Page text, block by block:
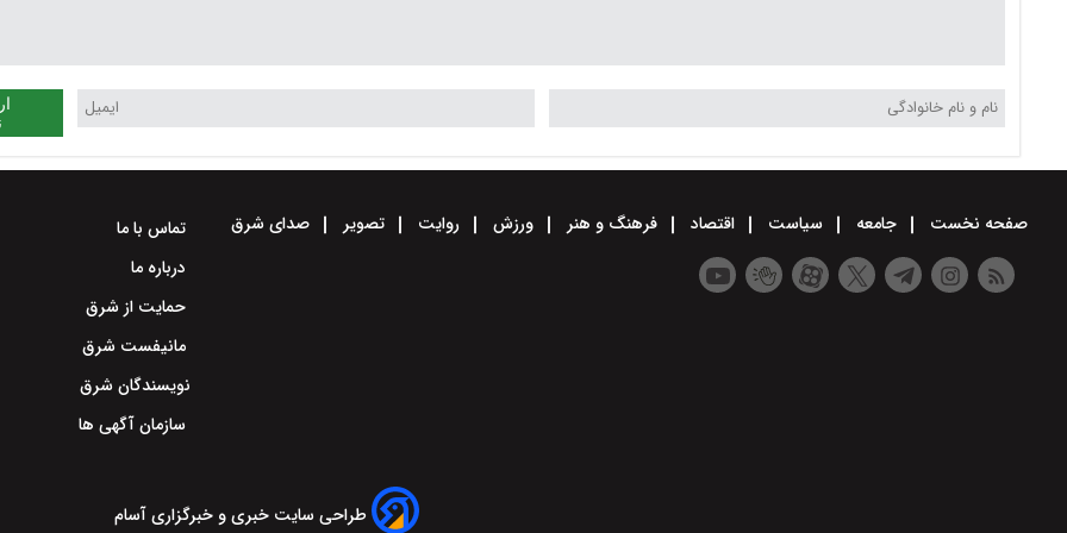
صفحه نخست جامعه سیاست اقتصاد فرهنگ و هنر ورزش روایت تصویر صدای شرق
تماس با ما
درباره ما
حمایت از شرق
مانیفست شرق
نویسندگان شرق
سازمان آگهی ها
طراحی سایت خبری و خبرگزاری آسام